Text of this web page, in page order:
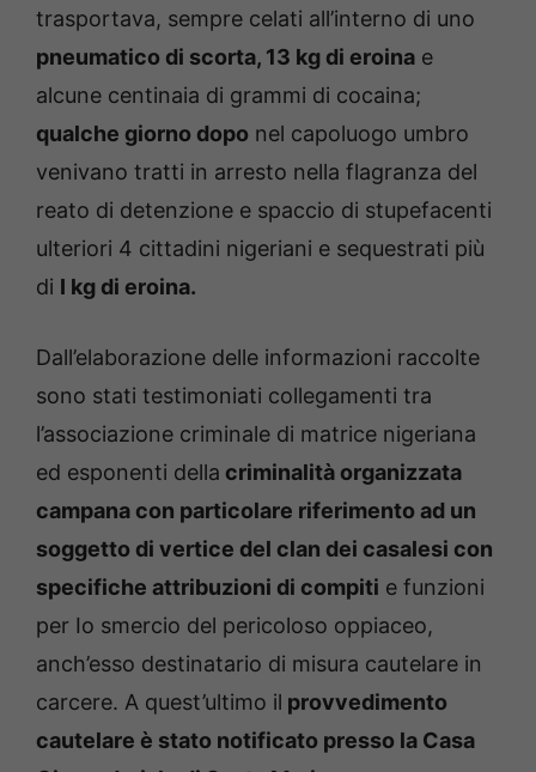
trasportava, sempre celati all’interno di uno
pneumatico di scorta, 13 kg di eroina e
alcune centinaia di grammi di cocaina;
qualche giorno dopo nel capoluogo umbro
venivano tratti in arresto nella flagranza del
reato di detenzione e spaccio di stupefacenti
ulteriori 4 cittadini nigeriani e sequestrati più
di I kg di eroina.
Dall’elaborazione delle informazioni raccolte
sono stati testimoniati collegamenti tra
l’associazione criminale di matrice nigeriana
ed esponenti della criminalità organizzata
campana con particolare riferimento ad un
soggetto di vertice del clan dei casalesi con
specifiche attribuzioni di compiti e funzioni
per Io smercio del pericoloso oppiaceo,
anch’esso destinatario di misura cautelare in
carcere. A quest’ultimo il provvedimento
cautelare è stato notificato presso la Casa